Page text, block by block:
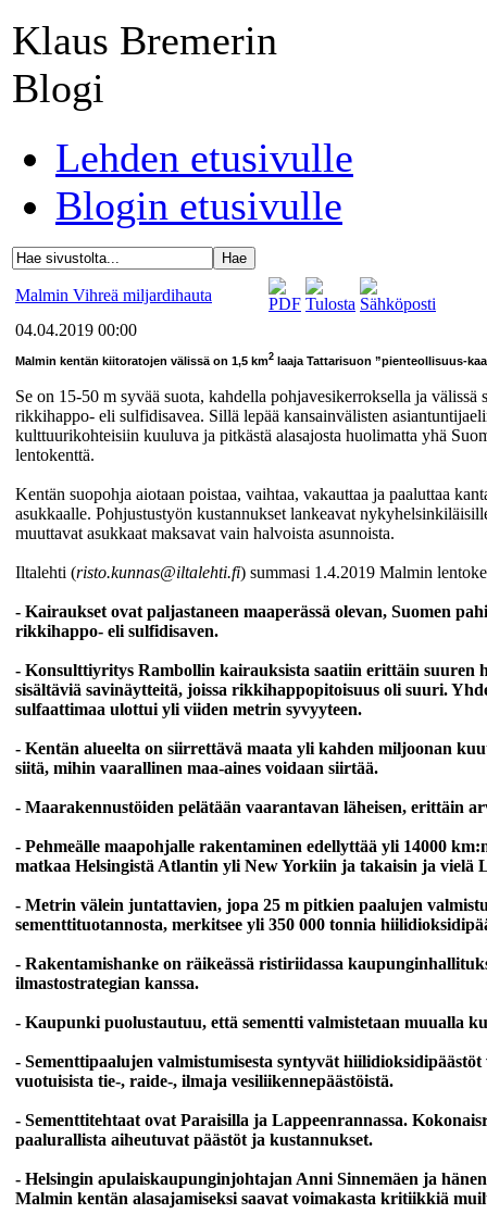
Klaus Bremerin
Blogi
Lehden etusivulle
Blogin etusivulle
Malmin Vihreä miljardihauta
04.04.2019 00:00
Malmin kentän kiitoratojen välissä on 1,5 km2 laaja Tattarisuon ”pienteollisuus-
Se on 15-50 m syvää suota, kahdella pohjavesikerroksella ja
rikkihappo- eli sulfidisavea. Sillä lepää kansainvälisten
kulttuurikohteisiin kuuluva ja pitkästä alasajosta huolimatta yhä
lentokenttä.
Kentän suopohja aiotaan poistaa, vaihtaa, vakauttaa ja paaluttaa
asukkaalle. Pohjustustyön kustannukset lankeavat
muuttavat asukkaat maksavat vain halvoista asunnoista.
Iltalehti (risto.kunnas@iltalehti.fi) summasi 1.4.2019 Malmin
- Kairaukset ovat paljastaneen maaperässä olevan, Suomen
rikkihappo- eli sulfidisaven.
- Konsulttiyritys Rambollin kairauksista saatiin erittäin suuren
sisältäviä savinäytteitä, joissa rikkihappopitoisuus oli suuri.
sulfaattimaa ulottui yli viiden metrin syvyyteen.
- Kentän alueelta on siirrettävä maata yli kahden miljoonan
siitä, mihin vaarallinen maa-aines voidaan siirtää.
- Maarakennustöiden pelätään vaarantavan läheisen, erittäin
- Pehmeälle maapohjalle rakentaminen edellyttää yli 14000
matkaa Helsingistä Atlantin yli New Yorkiin ja takaisin ja vielä
- Metrin välein juntattavien, jopa 25 m pitkien paalujen
sementtituotannosta, merkitsee yli 350 000 tonnia
- Rakentamishanke on räikeässä ristiriidassa
ilmastostrategian kanssa.
- Kaupunki puolustautuu, että sementti valmistetaan muualla
- Sementtipaalujen valmistumisesta syntyvät
vuotuisista tie-, raide-, ilmaja vesiliikennepäästöistä.
- Sementtitehtaat ovat Paraisilla ja Lappeenrannassa.
paalurallista aiheutuvat päästöt ja kustannukset.
- Helsingin apulaiskaupunginjohtajan Anni Sinnemäen ja
Malmin kentän alasajamiseksi saavat voimakasta kritiikkiä